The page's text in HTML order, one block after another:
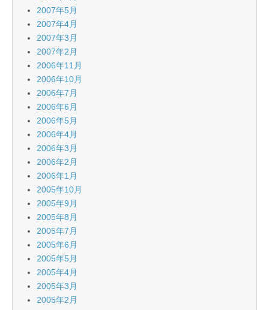
2007年5月
2007年4月
2007年3月
2007年2月
2006年11月
2006年10月
2006年7月
2006年6月
2006年5月
2006年4月
2006年3月
2006年2月
2006年1月
2005年10月
2005年9月
2005年8月
2005年7月
2005年6月
2005年5月
2005年4月
2005年3月
2005年2月